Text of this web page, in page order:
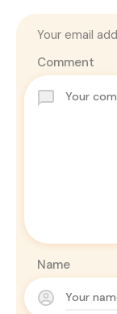
Your email
Comment
Name